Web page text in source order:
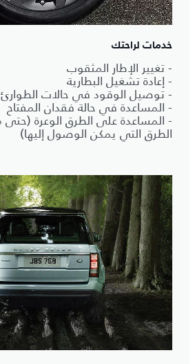
خدمات لراحتك
- تغيير الإطار المثقوب
- إعادة تشغيل البطارية
- توصيل الوقود في حالات الطوارئ
- المساعدة في حالة فقدان المفتاح
الطرق التي يمكن الوصول إليها)